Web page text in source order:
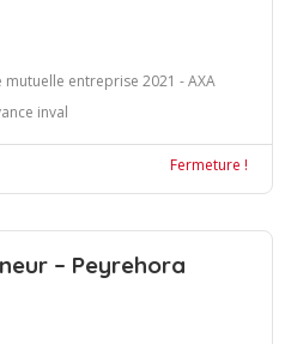
mutuelle entreprise 2021 - AXA
inval
Fermeture !
– Peyrehora